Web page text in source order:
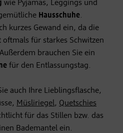
wie Pyjamas, Leggings und
Hausschuhe.
kurzes Gewand ein, da die
für starkes Schwitzen
brauchen Sie ein
für den Entlassungstag.
auch Ihre Lieblingsflasche,
Müsliriegel, Quetschies
für das Stillen bzw. das
Bademantel ein.